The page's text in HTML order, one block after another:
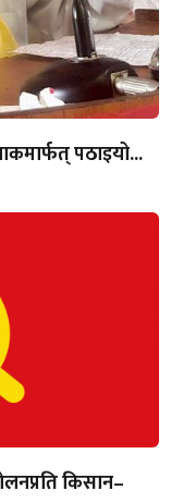
पठाइयो...
किसान–